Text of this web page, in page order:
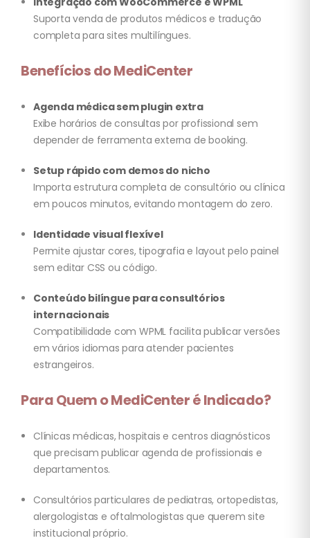
Suporta venda de produtos médicos e tradução
completa para sites multilíngues.
Benefícios do MediCenter
Agenda médica sem plugin extra
Exibe horários de consultas por profissional sem
depender de ferramenta externa de booking.
Setup rápido com demos do nicho
Importa estrutura completa de consultório ou clínica
em poucos minutos, evitando montagem do zero.
Identidade visual flexível
Permite ajustar cores, tipografia e layout pelo painel
sem editar CSS ou código.
Conteúdo bilíngue para consultórios
internacionais
Compatibilidade com WPML facilita publicar versões
em vários idiomas para atender pacientes
estrangeiros.
Para Quem o MediCenter é Indicado?
Clínicas médicas, hospitais e centros diagnósticos
que precisam publicar agenda de profissionais e
departamentos.
Consultórios particulares de pediatras, ortopedistas,
alergologistas e oftalmologistas que querem site
institucional próprio.